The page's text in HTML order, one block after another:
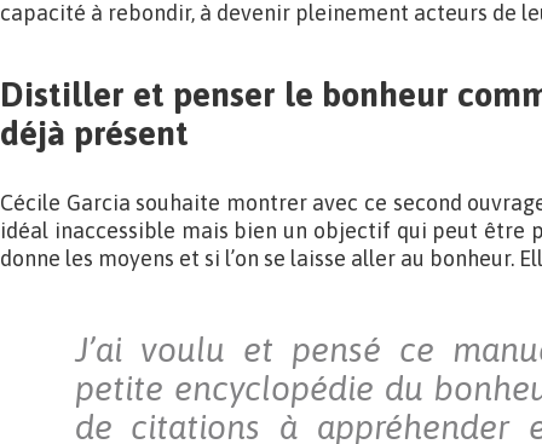
capacité à rebondir, à devenir pleinement acteurs de
Distiller et penser le bonheur
déjà présent
Cécile Garcia souhaite montrer avec ce second
idéal inaccessible mais bien un objectif qui peut être
donne les moyens et si l’on se laisse aller au bonheur.
J’ai voulu et pensé ce
petite encyclopédie du
de citations à appréhender